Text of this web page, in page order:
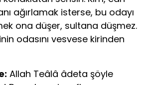
ağırlamak isterse, bu odayı
ona düşer, sultana düşmez.
odasını vesvese kirinden
Allah Teâlâ âdeta şöyle